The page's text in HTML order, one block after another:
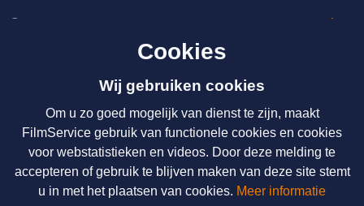
Over ons
Nieuws
Over ons
Licenties & Tarieven
Cookies
Wij gebruiken cookies
Om u zo goed mogelijk van dienst te zijn, maakt
FilmService gebruik van functionele cookies en cookies
voor webstatistieken en videos. Door deze melding te
accepteren of gebruik te blijven maken van deze site stemt
u in met het plaatsen van cookies. Meer informatie